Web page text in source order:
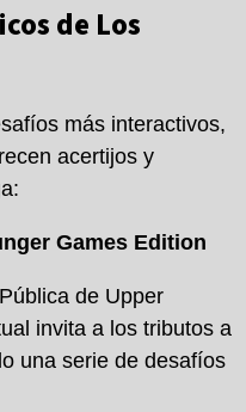
de Los
más interactivos,
acertijos y
Games Edition
de Upper
invita a los tributos a
una serie de desafíos